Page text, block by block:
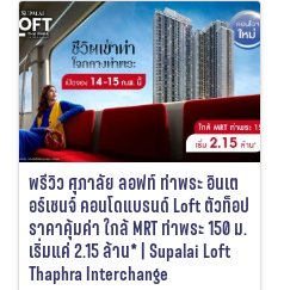
พรีวิว ศุภาลัย ลอฟท์ ท่าพระ อินเต
อร์เชนจ์ คอนโดแบรนด์ Loft ตัวท็อป
ราคาคุ้มค่า ใกล้ MRT ท่าพระ 150 ม.
เริ่มแค่ 2.15 ล้าน* | Supalai Loft
Thaphra Interchange